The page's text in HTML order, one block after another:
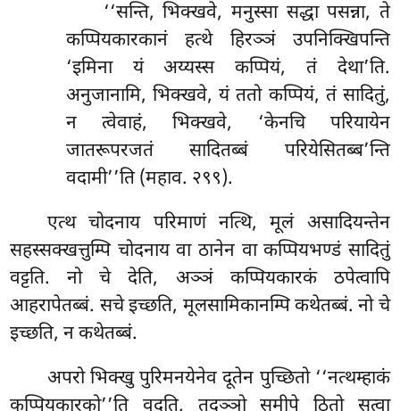
‘‘सन्ति, भिक्खवे, मनुस्सा सद्धा पसन्ना, ते
कप्पियकारकानं हत्थे हिरञ्ञं उपनिक्खिपन्ति
‘इमिना यं अय्यस्स कप्पियं, तं देथा’ति.
अनुजानामि, भिक्खवे, यं ततो कप्पियं, तं सादितुं,
न त्वेवाहं, भिक्खवे, ‘केनचि परियायेन
जातरूपरजतं सादितब्बं परियेसितब्ब’न्ति
वदामी’’ति (महाव. २९९).
एत्थ चोदनाय परिमाणं नत्थि, मूलं असादियन्तेन
सहस्सक्खत्तुम्पि चोदनाय वा ठानेन वा कप्पियभण्डं सादितुं
वट्टति. नो चे देति, अञ्ञं कप्पियकारकं ठपेत्वापि
आहरापेतब्बं. सचे इच्छति, मूलसामिकानम्पि कथेतब्बं. नो चे
इच्छति, न कथेतब्बं.
अपरो भिक्खु पुरिमनयेनेव दूतेन पुच्छितो ‘‘नत्थम्हाकं